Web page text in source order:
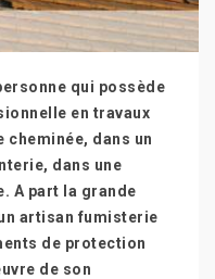
qui possède
en travaux
cheminée, dans un
dans une
A part la grande
artisan fumisterie
de protection
de son